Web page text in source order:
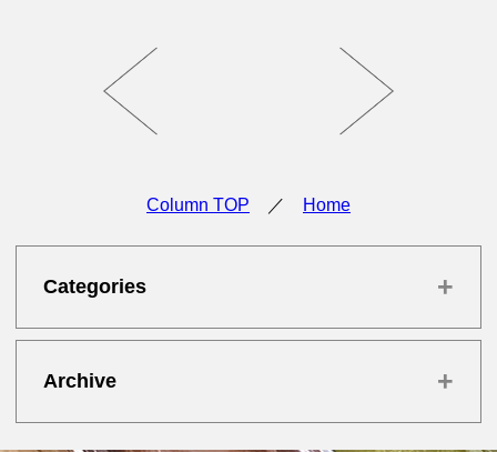
Column TOP ／ Home
Categories +
Archive +